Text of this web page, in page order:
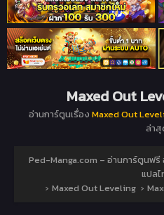
Maxed Out
อ่านการ์ตูนเรื่อง Maxed Out
ล่า
Ped-Manga.com – อ่านการ์ตูนฟรี
แปลไ
› Maxed Out Leveling ›